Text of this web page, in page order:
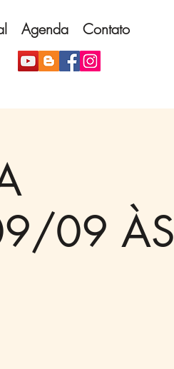
Agenda Contato
09 ÀS